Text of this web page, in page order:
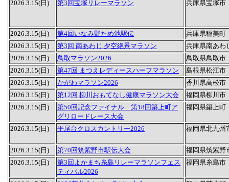
2026.3.15(日) 第3回宝塚リレーマラソン 兵庫県宝塚市
2026.3.15(日) 第4回いなみ野ため池駅伝
兵庫県稲美町
2026.3.15(日)
第3回 南あわじ 夕空絶景マラソン
兵庫県南あわ
2026.3.15(日)
鳥取マラソン2026
鳥取県鳥取市
2026.3.15(日)
第47回 まつえレディースハーフマラソン
島根県松江市
2026.3.15(日)
かがわマラソン2026
香川県高松市
2026.3.15(日)
第12回 柳川おもてなし健康マラソン大会
福岡県柳川市
2026.3.15(日)
第50回記念ファイナル 第18回築上町ア
グリロードレース大会
福岡県築上町
2026.3.15(日) 平尾台クロスカントリー2026 福岡県北九州
2026.3.15(日) 第70回筑紫野市駅伝大会
福岡県筑紫野
2026.3.15(日)
第3回よかまち糸島リレーマラソンフェス
ティバル2026
福岡県糸島市